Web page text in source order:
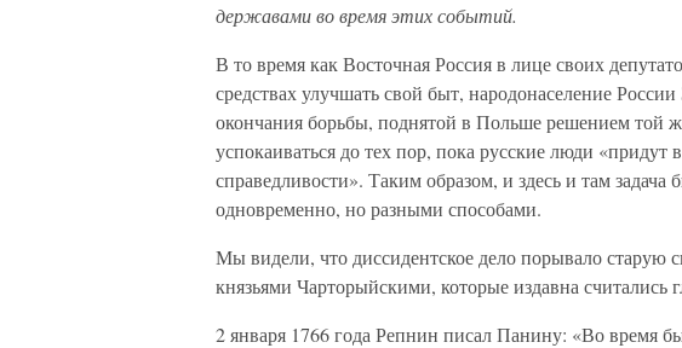
державами во время этих событий.
В то время как Восточная Россия в лице своих
средствах улучшать свой быт, народонаселение
окончания борьбы, поднятой в Польше решением той
успокаиваться до тех пор, пока русские люди
справедливости». Таким образом, и здесь и там задача
одновременно, но разными способами.
Мы видели, что диссидентское дело порывало старую
князьями Чарторыйскими, которые издавна считались
2 января 1766 года Репнин писал Панину: «Во время